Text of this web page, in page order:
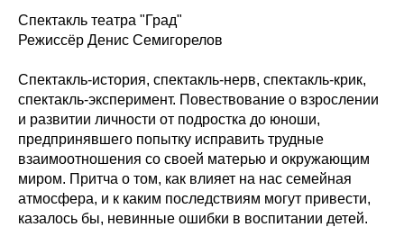
Спектакль театра "Град"
Режиссёр Денис Семигорелов
Спектакль-история, спектакль-нерв, спектакль-крик,
спектакль-эксперимент. Повествование о взрослении
и развитии личности от подростка до юноши,
предпринявшего попытку исправить трудные
взаимоотношения со своей матерью и окружающим
миром. Притча о том, как влияет на нас семейная
атмосфера, и к каким последствиям могут привести,
казалось бы, невинные ошибки в воспитании детей.